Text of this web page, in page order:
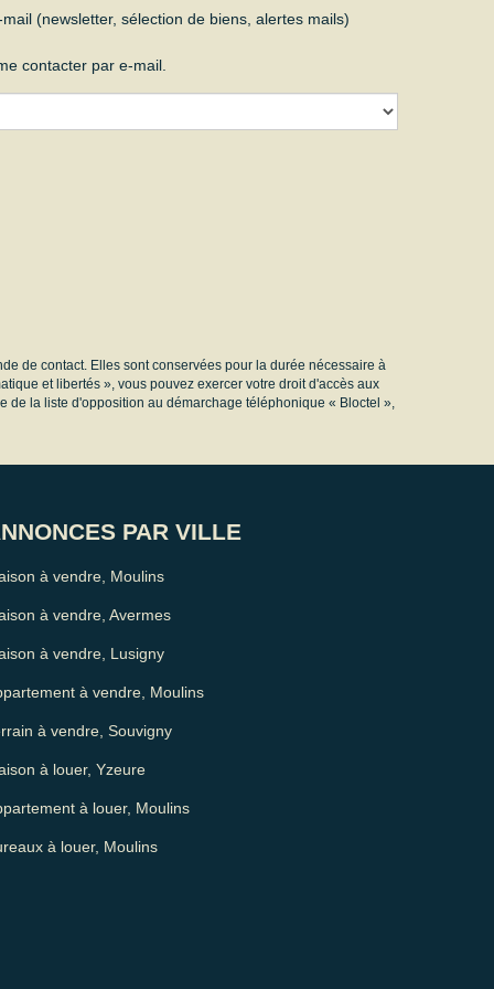
(newsletter, sélection de biens, alertes mails)
contacter par e-mail.
de contact. Elles sont conservées pour la durée nécessaire à
et libertés », vous pouvez exercer votre droit d'accès aux
de la liste d'opposition au démarchage téléphonique « Bloctel »,
PAR VILLE
à vendre, Moulins
à vendre, Avermes
à vendre, Lusigny
à vendre, Moulins
à vendre, Souvigny
à louer, Yzeure
à louer, Moulins
à louer, Moulins